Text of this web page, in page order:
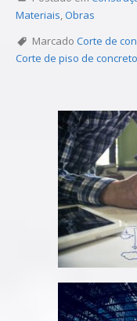
Materiais,Obras
Marcado Corte de
Corte de piso de concreto